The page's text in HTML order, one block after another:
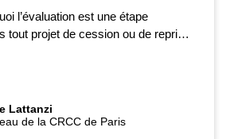
l’évaluation est une étape
tout projet de cession ou de reprise.
les repères pour appréhender les
Lattanzi
de la CRCC de Paris